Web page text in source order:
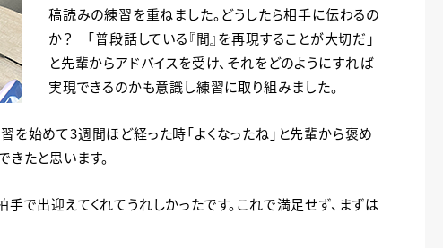
稿読みの練習を重ねました。どうしたら相手に伝わるの
か？ 「普段話している『間』を再現することが大切だ」
と先輩からアドバイスを受け、それをどのようにすれば
実現できるのかも意識し練習に取り組みました。
始めて3週間ほど経った時「よくなったね」と先輩から褒め
たと思います。
出迎えてくれてうれしかったです。これで満足せず、まずは